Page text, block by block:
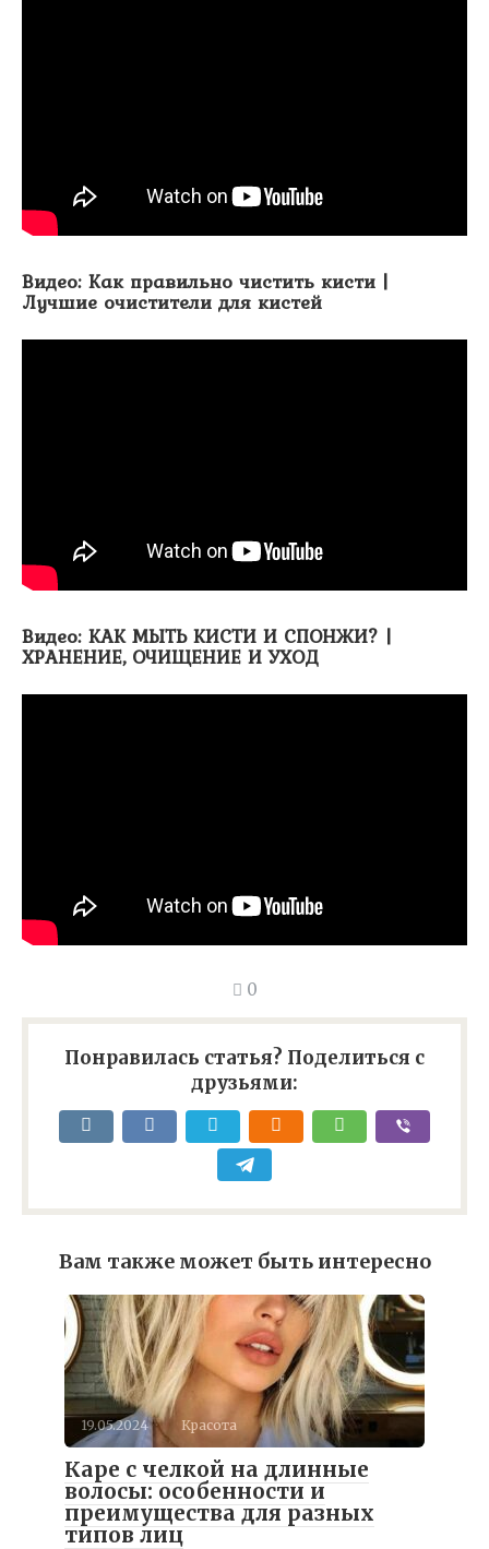
Видео: Как правильно чистить кисти |
Лучшие очистители для кистей
Видео: КАК МЫТЬ КИСТИ И СПОНЖИ? |
ХРАНЕНИЕ, ОЧИЩЕНИЕ И УХОД
0
Понравилась статья? Поделиться с
друзьями:
Вам также может быть интересно
19.05.2024 Красота
Каре с челкой на длинные
волосы: особенности и
преимущества для разных
типов лиц